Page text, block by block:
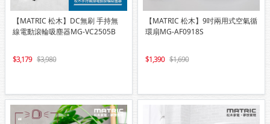
【MATRIC 松木】DC無刷 手持無
線電動滾輪吸塵器MG-VC2505B
3,179 3,980
【MATRIC 松木】9吋兩用式空氣循
環扇MG-AF0918S
1,390 1,690